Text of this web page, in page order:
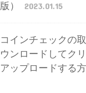
版）
2023.01.15
コインチェックの
ウンロードしてク
アップロードする